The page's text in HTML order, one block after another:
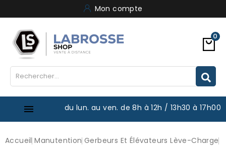
Mon compte
0
 du lun. au ven. de 8h à 12h / 13h30 à 17h00
Accueil Manutention Gerbeurs Et Élévateurs Lève-Charge